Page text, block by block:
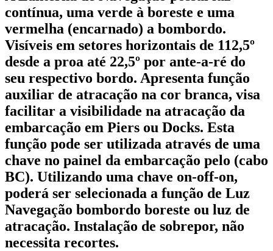
contínua, uma verde à boreste e uma
vermelha (encarnado) a bombordo.
Visíveis em setores horizontais de 112,5º
desde a proa até 22,5º por ante-a-ré do
seu respectivo bordo. Apresenta função
auxiliar de atracação na cor branca, visa
facilitar a visibilidade na atracação da
embarcação em Piers ou Docks. Esta
função pode ser utilizada através de uma
chave no painel da embarcação pelo (cabo
BC). Utilizando uma chave on-off-on,
poderá ser selecionada a função de Luz
Navegação bombordo boreste ou luz de
atracação. Instalação de sobrepor, não
necessita recortes.